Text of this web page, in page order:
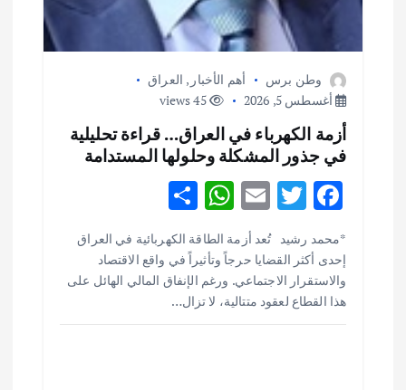
وطن برس أهم الأخبار , العراق
أغسطس 5, 2026
45 views
أزمة الكهرباء في العراق… قراءة تحليلية
في جذور المشكلة وحلولها المستدامة
F
e
b
o
T
w
it
te
r
E
m
ai
l
W
h
at
s
A
S
h
ar
e
*محمد رشيد تُعد أزمة الطاقة الكهربائية في العراق
إحدى أكثر القضايا حرجاً وتأثيراً في واقع الاقتصاد
والاستقرار الاجتماعي. ورغم الإنفاق المالي الهائل على
هذا القطاع لعقود متتالية، لا تزال…
ثقافة وفنون
اختتام ورشة السينوغرافيا في مدينة كلباء الاماراتية
أغسطس 3, 2026